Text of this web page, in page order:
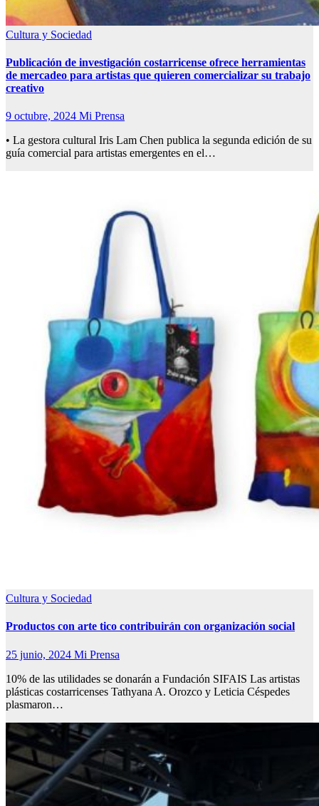
Cultura y Sociedad
Publicación de investigación costarricense ofrece herramientas
de mercadeo para artistas que quieren comercializar su trabajo
creativo
9 octubre, 2024 Mi Prensa
• La gestora cultural Iris Lam Chen publica la segunda edición de su
guía comercial para artistas emergentes en el…
Cultura y Sociedad
Productos con arte tico contribuirán con organización social
25 junio, 2024 Mi Prensa
10% de las utilidades se donarán a Fundación SIFAIS Las artistas
plásticas costarricenses Tathyana A. Orozco y Leticia Céspedes
plasmaron…